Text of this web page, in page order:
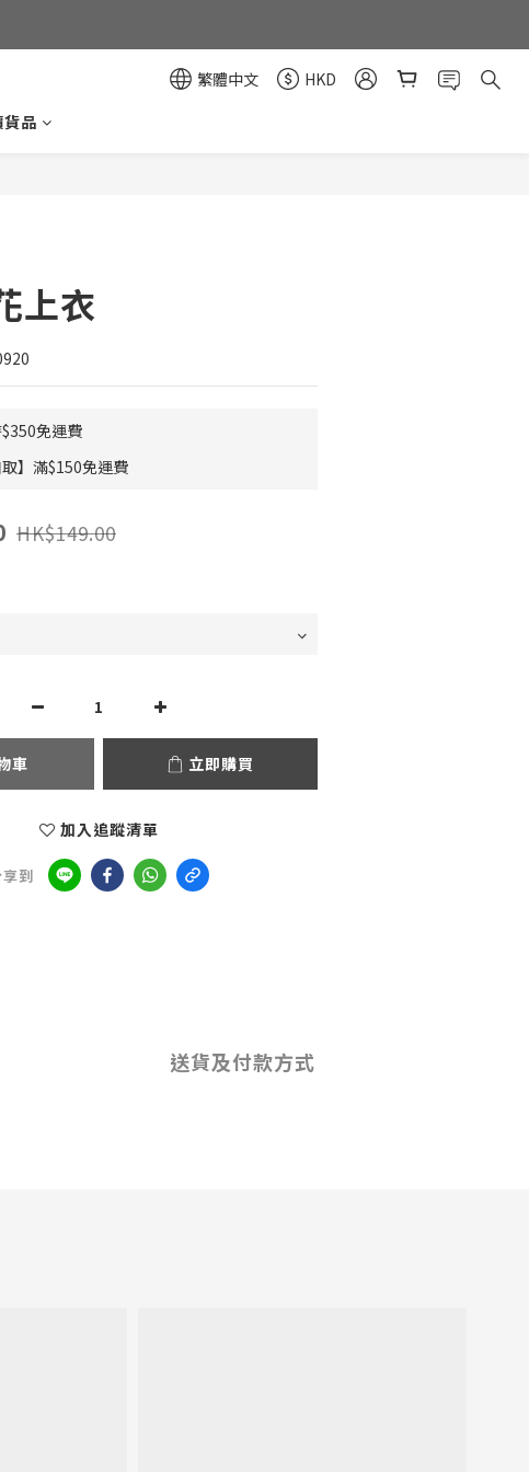
繁體中文
HKD
品
上衣
免運費
】滿$150免運費
HK$149.00
車 立即購買
加入追蹤清單
到
送貨及付款方式